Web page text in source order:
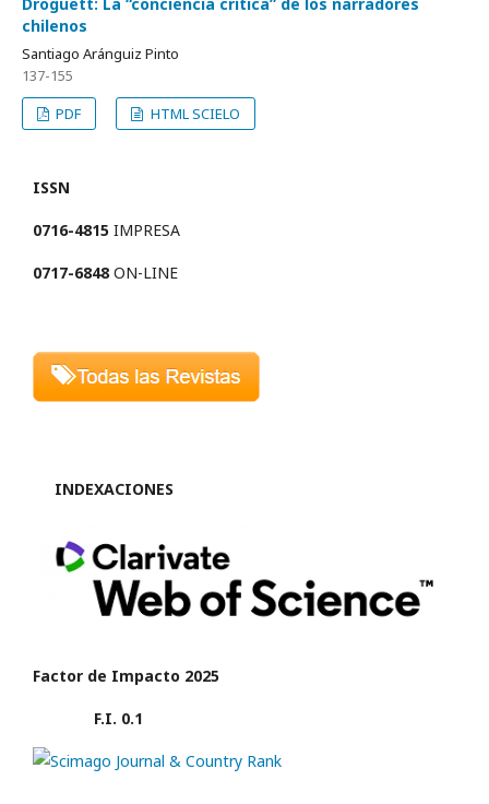
chilenos
Santiago Aránguiz Pinto
137-155
PDF
HTML SCIELO
ISSN
0716-4815 IMPRESA
0717-6848ON-LINE
INDEXACIONES
Factor de Impacto 2025
F.I. 0.1